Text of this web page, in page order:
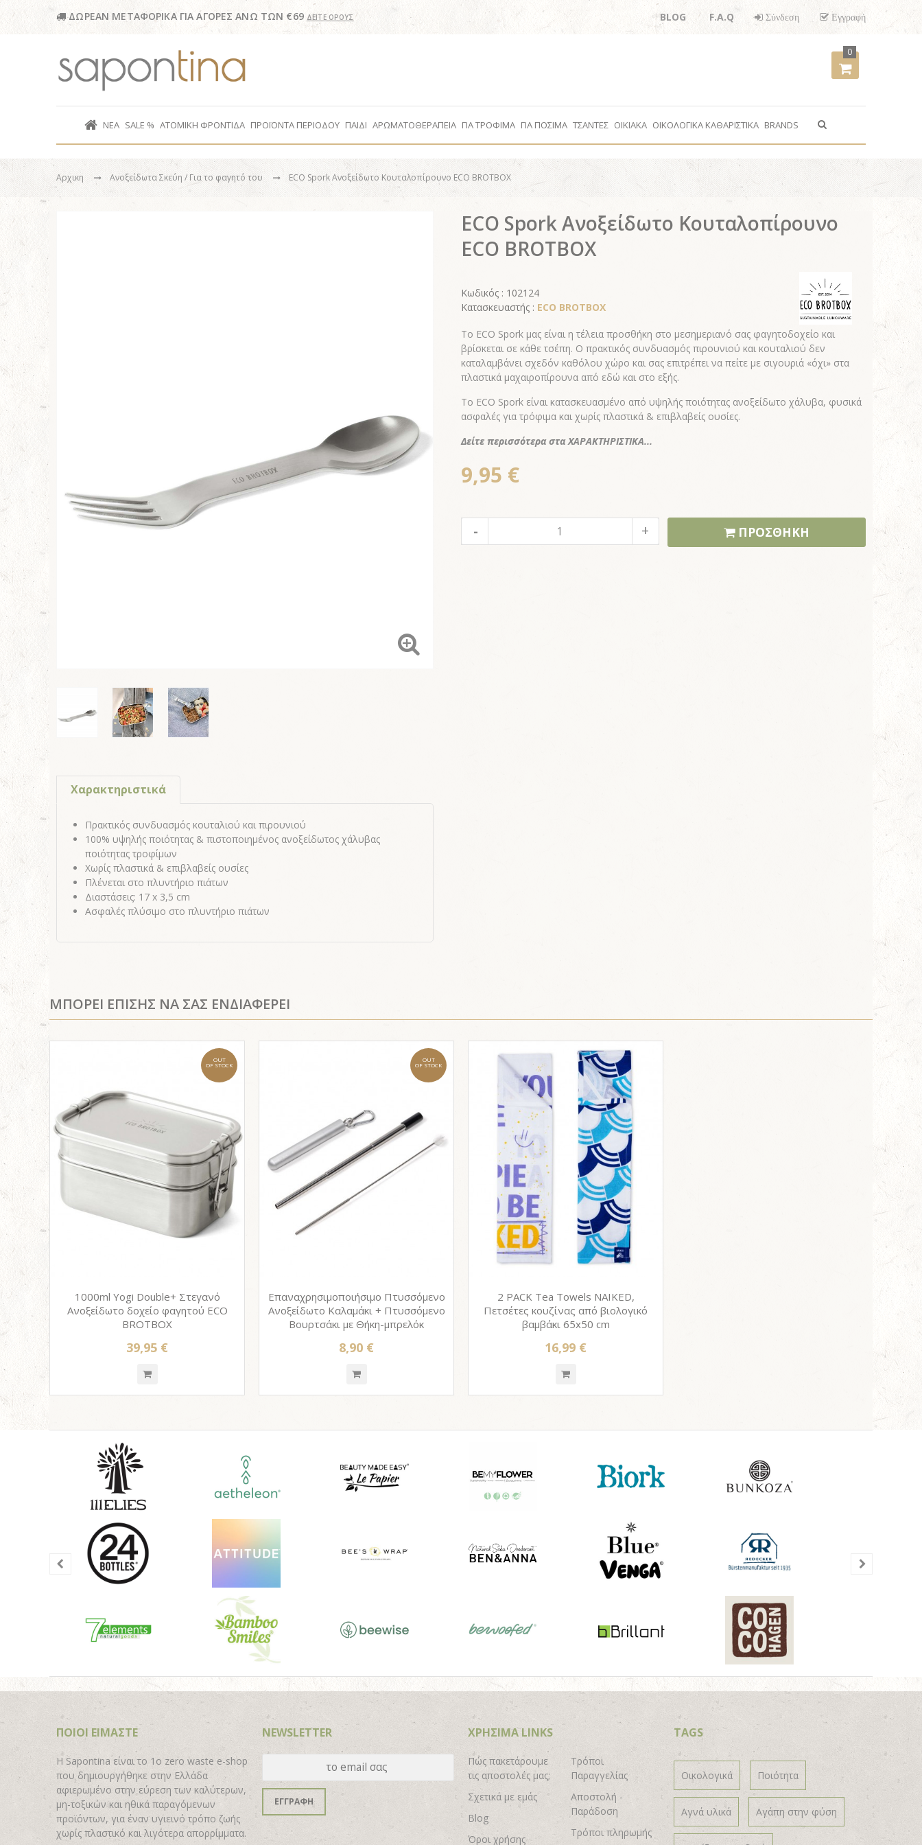
ΔΩΡΕΑΝ ΜΕΤΑΦΟΡΙΚΑ ΓΙΑ ΑΓΟΡΕΣ ΑΝΩ ΤΩΝ €69 ΔΕΙΤΕ ΟΡΟΥΣ Εγγραφή
Σύνδεση
BLOG F.A.Q
0
ΝΕΑ SALE % ΑΤΟΜΙΚΗ ΦΡΟΝΤΙΔΑ ΠΡΟΪΟΝΤΑ ΠΕΡΙΟΔΟΥ ΠΑΙΔΙ ΑΡΩΜΑΤΟΘΕΡΑΠΕΙΑ ΓΙΑ ΤΡΟΦΙΜΑ ΓΙΑ ΠΟΣΙΜΑ ΤΣΑΝΤΕΣ ΟΙΚΙΑΚΑ ΟΙΚΟΛΟΓΙΚΑ ΚΑΘΑΡΙΣΤΙΚΑ BRANDS
Αρχικη Ανοξείδωτα Σκεύη / Για το φαγητό του ECO Spork Ανοξείδωτο Κουταλοπίρουνο ECO BROTBOX
ECO Spork Ανοξείδωτο Κουταλοπίρουνο
ECO BROTBOX
Κωδικός : 102124
Κατασκευαστής : ECO BROTBOX
Το ECO Spork μας είναι η τέλεια προσθήκη στο μεσημεριανό σας φαγητοδοχείο και
βρίσκεται σε κάθε τσέπη. Ο πρακτικός συνδυασμός πιρουνιού και κουταλιού δεν
καταλαμβάνει σχεδόν καθόλου χώρο και σας επιτρέπει να πείτε με σιγουριά «όχι» στα
πλαστικά μαχαιροπίρουνα από εδώ και στο εξής.
Το ECO Spork είναι κατασκευασμένο από υψηλής ποιότητας ανοξείδωτο χάλυβα, φυσικά
ασφαλές για τρόφιμα και χωρίς πλαστικά & επιβλαβείς ουσίες.
Δείτε περισσότερα στα ΧΑΡΑΚΤΗΡΙΣΤΙΚΑ...
9,95 €
ΠΡΟΣΘΗΚΗ
Χαρακτηριστικά
Πρακτικός συνδυασμός κουταλιού και πιρουνιού
100% υψηλής ποιότητας & πιστοποιημένος ανοξείδωτος χάλυβας
ποιότητας τροφίμων
Χωρίς πλαστικά & επιβλαβείς ουσίες
Πλένεται στο πλυντήριο πιάτων
Διαστάσεις: 17 x 3,5 cm
Ασφαλές πλύσιμο στο πλυντήριο πιάτων
ΜΠΟΡΕΙ ΕΠΙΣΗΣ ΝΑ ΣΑΣ ΕΝΔΙΑΦΕΡΕΙ
OUT
OF STOCK
1000ml Yogi Double+ Στεγανό
Ανοξείδωτο δοχείο φαγητού ECO
BROTBOX
39,95 €
OUT
OF STOCK
Επαναχρησιμοποιήσιμο Πτυσσόμενο
Ανοξείδωτο Καλαμάκι + Πτυσσόμενο
Βουρτσάκι με Θήκη-μπρελόκ
8,90 €
2 PACK Tea Towels NAIKED,
Πετσέτες κουζίνας από βιολογικό
βαμβάκι 65x50 cm
16,99 €
ΠΟΙΟΙ ΕΙΜΑΣΤΕ
H Sapontina είναι το 1ο zero waste e-shop
που δημιουργήθηκε στην Ελλάδα
αφιερωμένο στην εύρεση των καλύτερων,
μη-τοξικών και ηθικά παραγόμενων
προϊόντων, για έναν υγιεινό τρόπο ζωής
χωρίς πλαστικό και λιγότερα απορρίμματα.
NEWSLETTER
ΕΓΓΡΑΦΗ
ΧΡΗΣΙΜΑ LINKS
Πώς πακετάρουμε
τις αποστολές μας;
Σχετικά με εμάς
Blog
Όροι χρήσης
Τρόποι
Παραγγελίας
Αποστολή -
Παράδοση
Τρόποι πληρωμής
TAGS
Οικολογικά Ποιότητα
Αγνά υλικά Αγάπη στην φύση